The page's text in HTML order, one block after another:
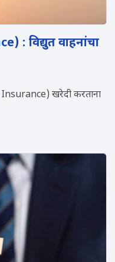
: विद्युत वाहनांचा
Insurance) खरेदी करताना